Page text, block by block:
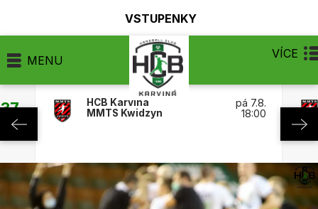
VSTUPENKY
MENU VÍCE
HCB Karviná
MMTS Kwidzyn
pá 7.8.
18:00